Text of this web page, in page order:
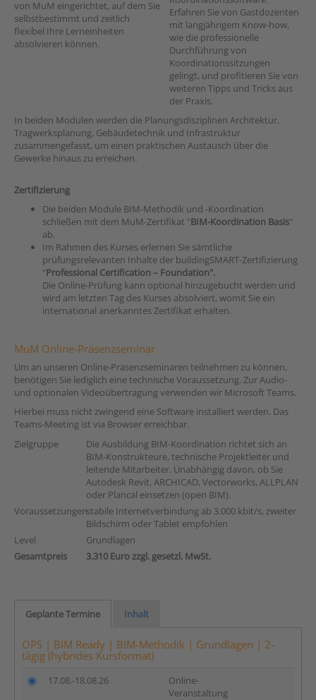
von MuM eingerichtet, auf dem Sie
selbstbestimmt und zeitlich
flexibel Ihre Lerneinheiten
absolvieren können.
Erfahren Sie von Gastdozenten
mit langjährigem Know-how,
wie die professionelle
Durchführung von
Koordinationssitzungen
gelingt, und profitieren Sie von
weiteren Tipps und Tricks aus
der Praxis.
In beiden Modulen werden die Planungsdisziplinen Architektur,
Tragwerksplanung, Gebäudetechnik und Infrastruktur
zusammengefasst, um einen praktischen Austausch über die
Gewerke hinaus zu erreichen.
Zertifizierung
Die beiden Module BIM-Methodik und -Koordination
schließen mit dem MuM-Zertifikat "BIM-Koordination Basis"
ab.
Im Rahmen des Kurses erlernen Sie sämtliche
prüfungsrelevanten Inhalte der buildingSMART-Zertifizierung
"Professional Certification – Foundation".
Die Online-Prüfung kann optional hinzugebucht werden und
wird am letzten Tag des Kurses absolviert, womit Sie ein
international anerkanntes Zertifikat erhalten.
MuM Online-Präsenzseminar
Um an unseren Online-Präsenzseminaren teilnehmen zu können,
benötigen Sie lediglich eine technische Voraussetzung. Zur Audio-
und optionalen Videoübertragung verwenden wir Microsoft Teams.
Hierbei muss nicht zwingend eine Software installiert werden. Das
Teams-Meeting ist via Browser erreichbar.
Zielgruppe
Die Ausbildung BIM-Koordination richtet sich an
BIM-Konstrukteure, technische Projektleiter und
leitende Mitarbeiter. Unabhängig davon, ob Sie
Autodesk Revit, ARCHICAD, Vectorworks, ALLPLAN
oder Plancal einsetzen (open BIM).
Voraussetzungenstabile Internetverbindung ab 3.000 kbit/s, zweiter
Bildschirm oder Tablet empfohlen
Level
Grundlagen
Gesamtpreis
3.310 Euro zzgl. gesetzl. MwSt.
Geplante Termine Inhalt
OPS | BIM Ready | BIM-Methodik | Grundlagen | 2-
tägig (hybrides Kursformat)
17.08.-18.08.26
Online-
Veranstaltung